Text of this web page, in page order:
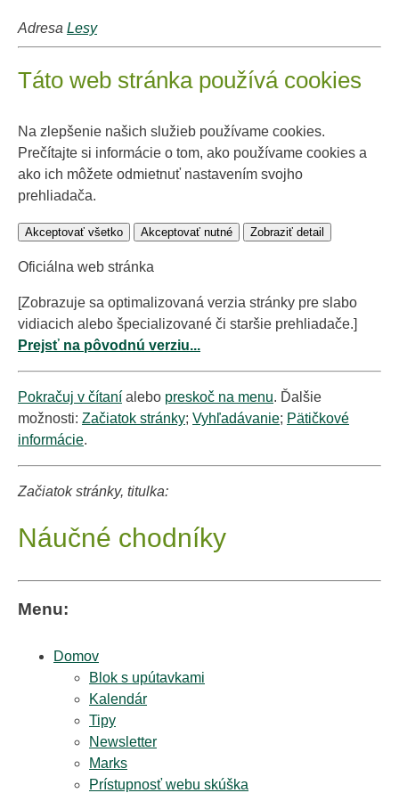
Adresa Lesy
Táto web stránka používá cookies
Na zlepšenie našich služieb používame cookies.
Prečítajte si informácie o tom, ako používame cookies a
ako ich môžete odmietnuť nastavením svojho
prehliadača.
Akceptovať všetko Akceptovať nutné Zobraziť detail
Oficiálna web stránka
[Zobrazuje sa optimalizovaná verzia stránky pre slabo
vidiacich alebo špecializované či staršie prehliadače.]
Prejsť na pôvodnú verziu...
Pokračuj v čítaní alebo preskoč na menu. Ďalšie
možnosti: Začiatok stránky; Vyhľadávanie; Pätičkové
informácie.
Začiatok stránky, titulka:
Náučné chodníky
Menu:
Domov
Blok s upútavkami
Kalendár
Tipy
Newsletter
Marks
Prístupnosť webu skúška